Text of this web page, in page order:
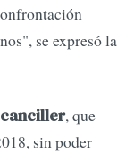
se expresó la
, que
sin poder